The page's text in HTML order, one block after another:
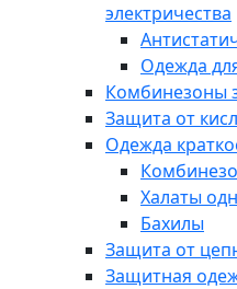
электричества
Одежда
Комбинезоны
Защита от
Одежда
Халаты
Бахилы
Защита от
Защитная